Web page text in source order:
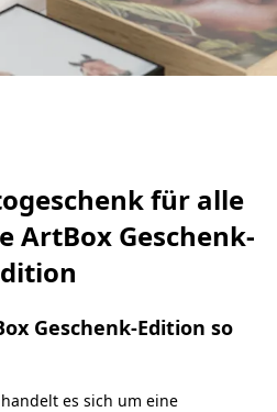
für alle
ArtBox Geschenk-
Geschenk-Edition so
es sich um eine